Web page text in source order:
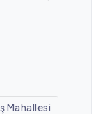
Mahallesi